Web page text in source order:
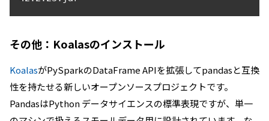
その他：Koalasのインストール
KoalasがPySparkのDataFrame APIを拡張してpandasと互換
性を持たせる新しいオープンソースプロジェクトです。
PandasはPython データサイエンスの標準表現ですが、単一